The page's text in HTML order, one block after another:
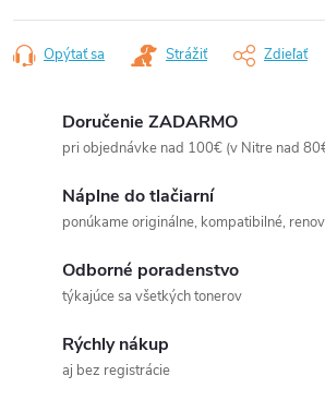
Opýtať sa Strážiť Zdieľať
Doručenie ZADARMO
pri objednávke nad 100€ (v Nitre nad
Náplne do tlačiarní
ponúkame originálne, kompatibilné,
Odborné poradenstvo
týkajúce sa všetkých tonerov
Rýchly nákup
aj bez registrácie